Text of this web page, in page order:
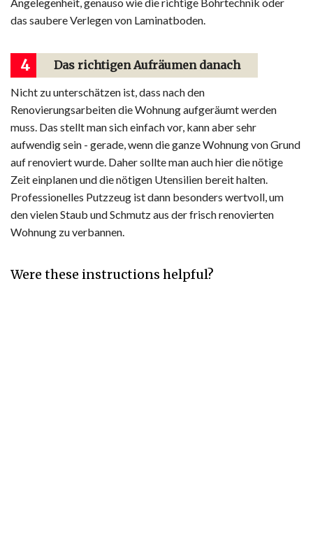
das saubere Verlegen von Laminatboden.
4 Das richtigen Aufräumen danach
Nicht zu unterschätzen ist, dass nach den
Renovierungsarbeiten die Wohnung aufgeräumt werden
muss. Das stellt man sich einfach vor, kann aber sehr
aufwendig sein - gerade, wenn die ganze Wohnung von Grund
auf renoviert wurde. Daher sollte man auch hier die nötige
Zeit einplanen und die nötigen Utensilien bereit halten.
Professionelles Putzzeug ist dann besonders wertvoll, um
den vielen Staub und Schmutz aus der frisch renovierten
Wohnung zu verbannen.
Were these instructions helpful?